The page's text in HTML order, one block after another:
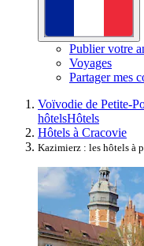
Publier votre
Voyages
Partager mes
Voïvodie de Petite-
hôtelsHôtels
Hôtels à Cracovie
Kazimierz : les hôtels à